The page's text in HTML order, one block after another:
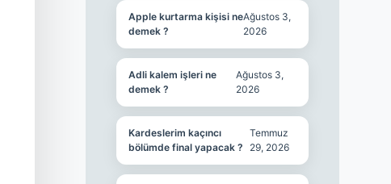
Apple kurtarma kişisi ne
demek ?
Ağustos 3,
2026
Adli kalem işleri ne
demek ?
Ağustos 3,
2026
Kardeslerim kaçıncı
bölümde final yapacak ?
Temmuz
29, 2026